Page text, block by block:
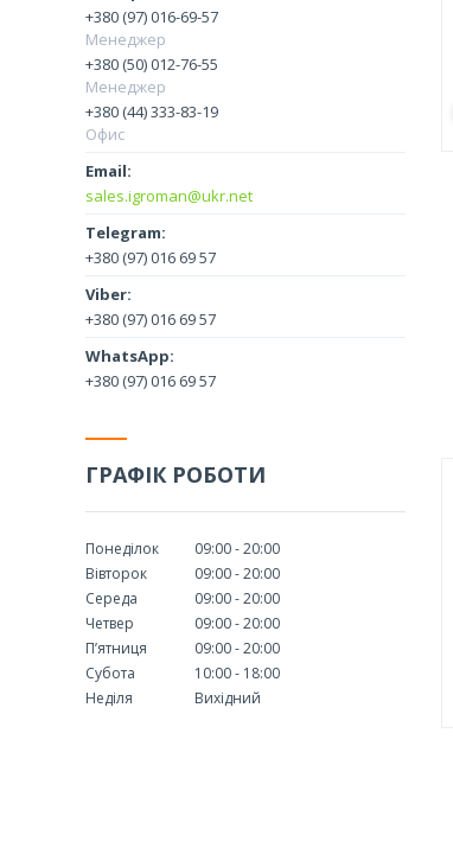
+380 (97) 016-69-57
Менеджер
+380 (50) 012-76-55
Менеджер
+380 (44) 333-83-19
Офис
sales.igroman@ukr.net
+380 (97) 016 69 57
+380 (97) 016 69 57
+380 (97) 016 69 57
ГРАФІК РОБОТИ
Понеділок 09:00 20:00
Вівторок
09:00 20:00
Середа
09:00 20:00
Четвер
09:00 20:00
Пʼятниця
09:00 20:00
Субота
10:00
18:00
Неділя
Вихідний